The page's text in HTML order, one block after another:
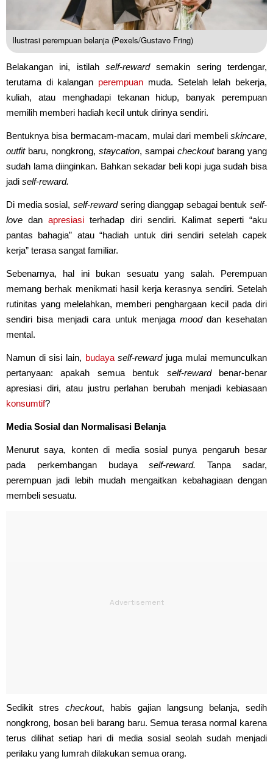
Ilustrasi perempuan belanja (Pexels/Gustavo Fring)
Belakangan ini, istilah self-rewardsemakin sering terdengar,
terutama di kalangan perempuan muda. Setelah lelah bekerja,
kuliah, atau menghadapi tekanan hidup, banyak perempuan
memilih memberi hadiah kecil untuk dirinya sendiri.
Bentuknya bisa bermacam-macam, mulai dari membeli skincare,
outfitbaru, nongkrong, staycation, sampai checkoutbarang yang
sudah lama diinginkan. Bahkan sekadar beli kopi juga sudah bisa
jadi self-reward.
Di media sosial, self-rewardsering dianggap sebagai bentuk self-
love danapresiasi terhadap diri sendiri. Kalimat seperti “aku
pantas bahagia” atau “hadiah untuk diri sendiri setelah capek
kerja” terasa sangat familiar.
Sebenarnya, hal ini bukan sesuatu yang salah. Perempuan
memang berhak menikmati hasil kerja kerasnya sendiri. Setelah
rutinitas yang melelahkan, memberi penghargaan kecil pada diri
sendiri bisa menjadi cara untuk menjaga mooddan kesehatan
mental.
Namun di sisi lain, budaya self-rewardjuga mulai memunculkan
pertanyaan: apakah semua bentuk self-rewardbenar-benar
apresiasi diri, atau justru perlahan berubah menjadi kebiasaan
konsumtif?
Media Sosial dan Normalisasi Belanja
Menurut saya, konten di media sosial punya pengaruh besar
pada perkembangan budayaself-reward. Tanpa sadar,
perempuan jadi lebih mudah mengaitkan kebahagiaan dengan
membeli sesuatu.
Sedikit stres checkout, habis gajian langsung belanja, sedih
nongkrong, bosan beli barang baru. Semua terasa normal karena
terus dilihat setiap hari di media sosial seolah sudah menjadi
perilaku yang lumrah dilakukan semua orang.